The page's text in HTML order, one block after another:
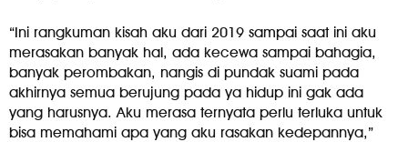
“Ini rangkuman kisah aku dari 2019 sampai saat ini aku
merasakan banyak hal, ada kecewa sampai bahagia,
banyak perombakan, nangis di pundak suami pada
akhirnya semua berujung pada ya hidup ini gak ada
yang harusnya. Aku merasa ternyata perlu terluka untuk
bisa memahami apa yang aku rasakan kedepannya,”